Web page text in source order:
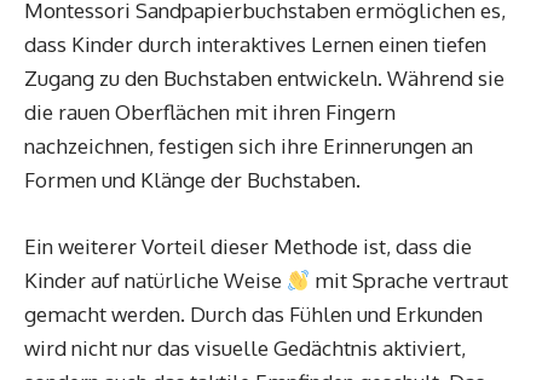
Montessori Sandpapierbuchstaben ermöglichen es,
dass Kinder durch interaktives Lernen einen tiefen
Zugang zu den Buchstaben entwickeln. Während sie
die rauen Oberflächen mit ihren Fingern
nachzeichnen, festigen sich ihre Erinnerungen an
Formen und Klänge der Buchstaben.
Ein weiterer Vorteil dieser Methode ist, dass die
Kinder auf natürliche Weise
mit Sprache vertraut
gemacht werden. Durch das Fühlen und Erkunden
wird nicht nur das visuelle Gedächtnis aktiviert,